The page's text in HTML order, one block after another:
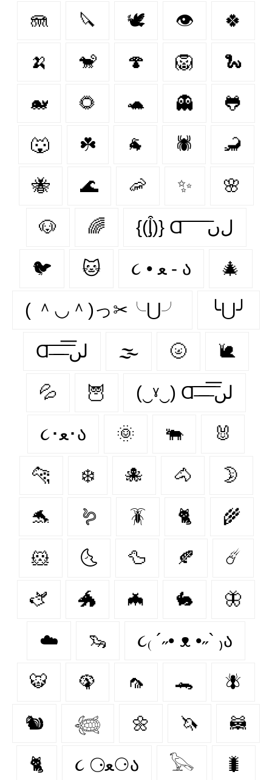
🪼 🔪 🕊️ 👁 🍀
🍌 🐒 🍄 🦁 🐍
🐋 🌻 🐢 👻 🐸
🐺 ☘️ 🐐 🕷 🦂
🐝 🌊 🦐 ✨ 🌸
🐶 🌈 {(ᶅ͒)} Ɑ͞ ͞ ͞ ͞ ͞ ﻝﮞ
🐦‍ 🐱 ૮ • ﻌ - ა 🎄
( ＾◡＾)っ✂╰⋃╯ ╰⋃╯
Ɑ͞ ̶͞ ̶͞ ̶͞ لں͞ 🌫️ 🌝 🐌
💦 🦉 (‿ˠ‿) Ɑ͞ ̶͞ ̶͞ ̶͞ لں͞
૮･ﻌ･ა 🌞 🐃 🐰
🐆 ❄️ 🐙 🐴 🌛
🐬 🪱 🪳 🐈 🌾
🐹 🌜 🦆 🍂 ☄️
🫏 🐲 🦇 🐇 🦋
☁️ 🦦 ૮₍ ´˶• ᴥ •˶` ₎ა
🐯 🦚 🦟 🐊 🪰
🐿️ 𓆉 🌼 🦄 🦝
🐈‍ ૮ ⚆ﻌ⚆ა 𓅂 🐛